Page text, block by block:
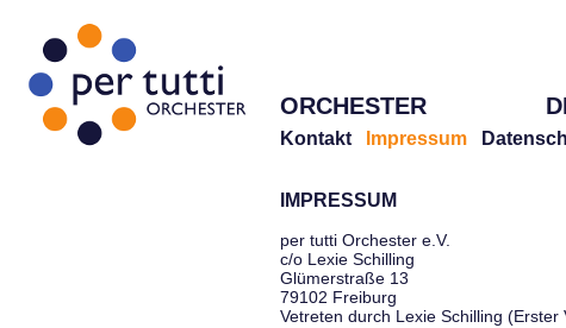
ORCHESTER
Kontakt Impressum
IMPRESSUM
per tutti Orchester e.V.
c/o Lexie Schilling
Glümerstraße 13
79102 Freiburg
Vetreten durch Lexie Schilling